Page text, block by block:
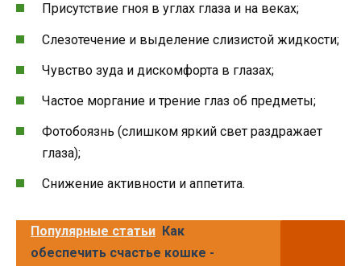
Присутствие гноя в углах глаза и на веках;
Слезотечение и выделение слизистой жидкости;
Чувство зуда и дискомфорта в глазах;
Частое моргание и трение глаз об предметы;
Фотобоязнь (слишком яркий свет раздражает
глаза);
Снижение активности и аппетита.
Популярные статьи Как
обеспечить счастье кошке -